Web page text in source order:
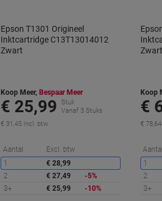
Epson T1301 Origineel
Inktcartridge C13T13014012
Zwart
Koop Meer, Bespaar Meer
€ 25,99
Stuk
Vanaf 3 Stuks
€ 31,45 Incl. btw
Aantal Excl. btw
Korting
1
€ 28,99
2
€ 27,49
-5%
3+
€ 25,99 -10%
Koop
€
€
Aantal
1
2
3+